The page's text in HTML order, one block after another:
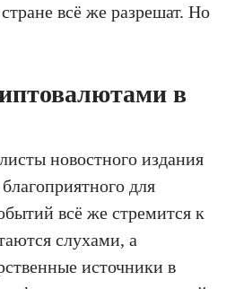
всё же разрешат. Но
в
новостного издания
для
всё же стремится к
слухами, а
источники в